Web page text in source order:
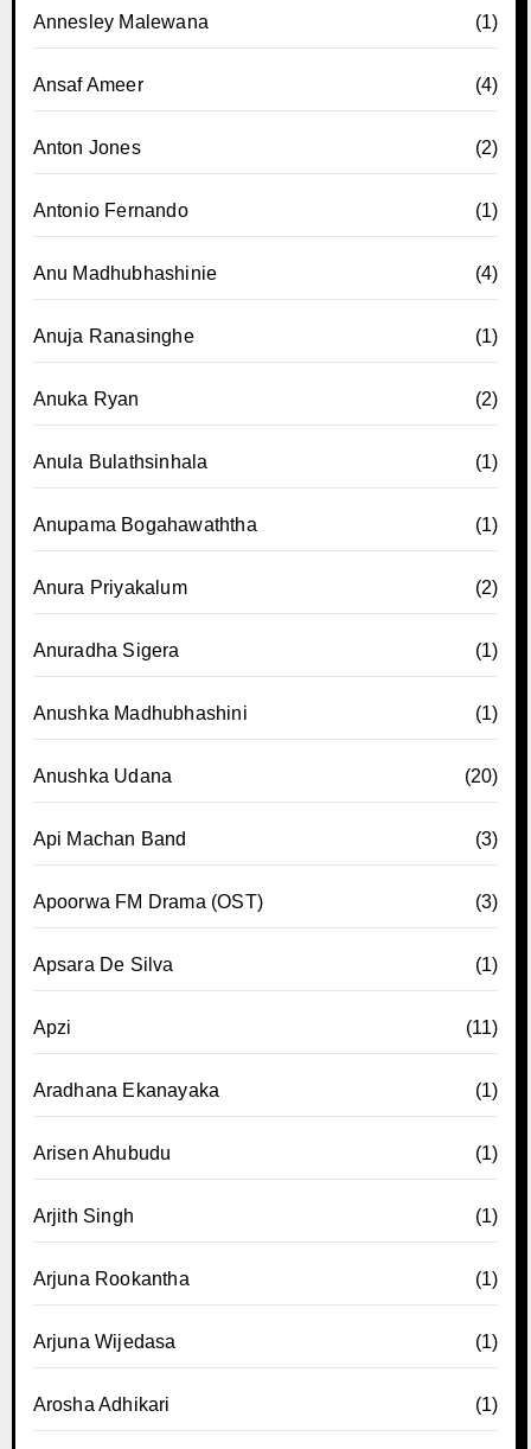
Annesley Malewana (1)
Ansaf Ameer (4)
Anton Jones (2)
Antonio Fernando (1)
Anu Madhubhashinie (4)
Anuja Ranasinghe (1)
Anuka Ryan (2)
Anula Bulathsinhala (1)
Anupama Bogahawaththa (1)
Anura Priyakalum (2)
Anuradha Sigera (1)
Anushka Madhubhashini (1)
Anushka Udana (20)
Api Machan Band (3)
Apoorwa FM Drama (OST) (3)
Apsara De Silva (1)
Apzi (11)
Aradhana Ekanayaka (1)
Arisen Ahubudu (1)
Arjith Singh (1)
Arjuna Rookantha (1)
Arjuna Wijedasa (1)
Arosha Adhikari (1)